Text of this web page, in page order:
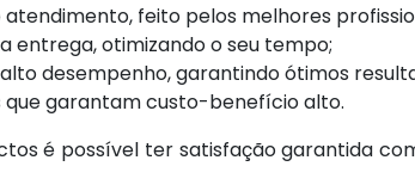
atendimento, feito pelos melhores
entrega, otimizando o seu tempo;
desempenho, garantindo ótimos
que garantam custo-benefício alto.
é possível ter satisfação garantida